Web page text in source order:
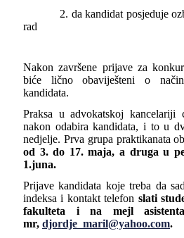
2. da kandidat posjeduje
rad
Nakon završene prijave za
biće lično obaviješteni o
kandidata.
Praksa u advokatskoj kancelariji
nakon odabira kandidata, i to u
nedjelje. Prva grupa praktikanata
od 3. do 17. maja, a druga u
1.juna.
Prijave kandidata koje treba da
indeksa i kontakt telefon slati
fakulteta i na mejl
mr, djordje_maril@yahoo.com.